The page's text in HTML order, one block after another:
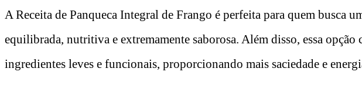
A Receita de Panqueca Integral de Frango é perfeita para quem busca
equilibrada, nutritiva e extremamente saborosa. Além disso, essa opção
ingredientes leves e funcionais, proporcionando mais saciedade e